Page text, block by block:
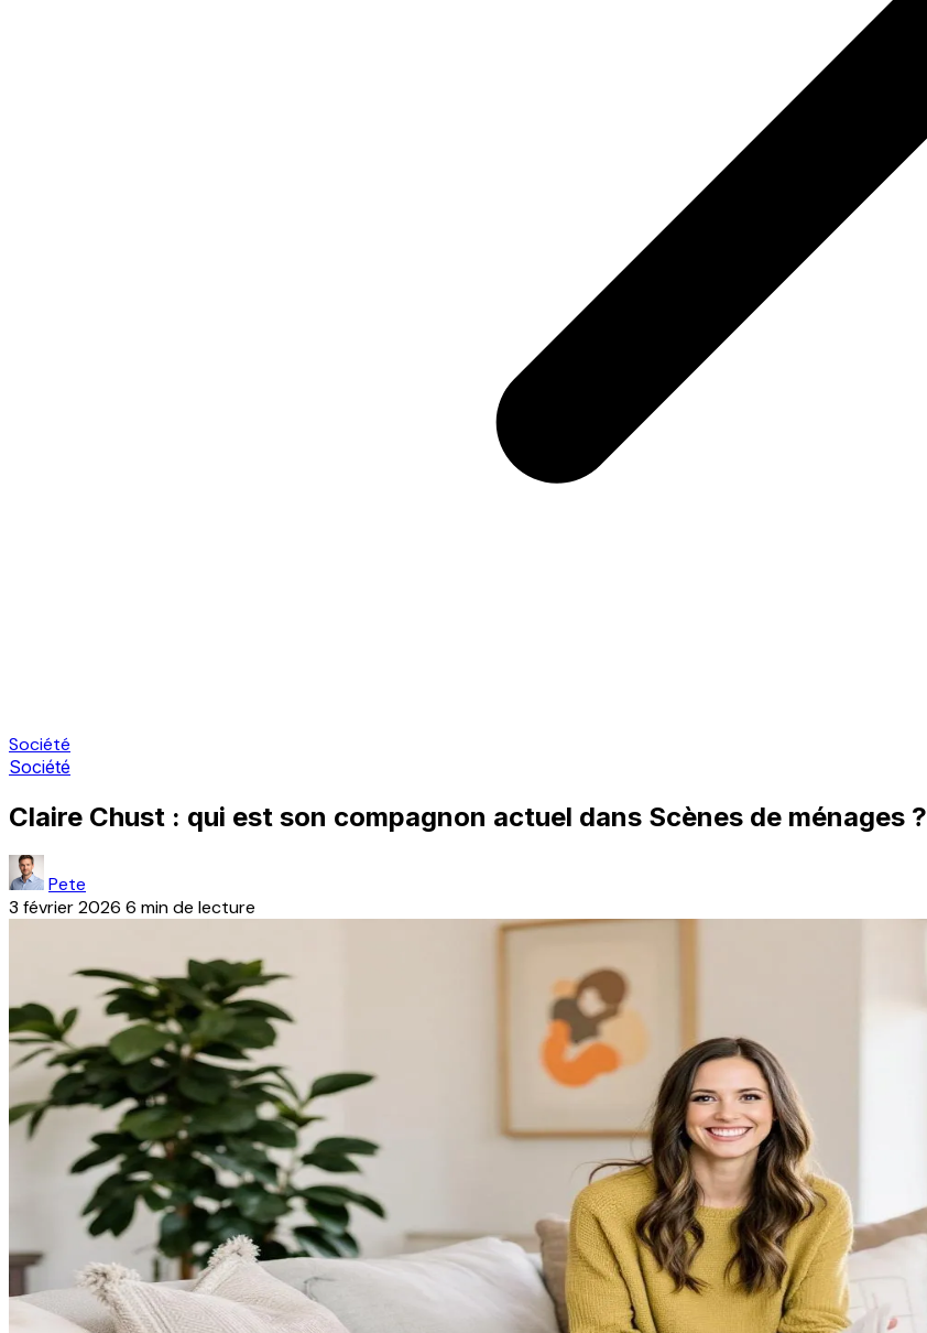
Société
Société
Claire Chust : qui est son compagnon actuel dans Scènes de ménages ?
Pete
3 février 2026 6 min de lecture